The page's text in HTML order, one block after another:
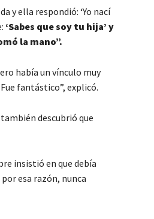
y ella respondió: ‘Yo nací
‘Sabes que soy tu hija’ y
la mano”.
había un vínculo muy
fantástico”, explicó.
descubrió que
insistió en que debía
esa razón, nunca